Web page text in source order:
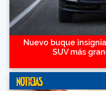
Nuevo buque
SUV más